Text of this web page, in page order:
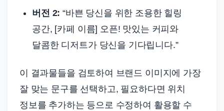
버전 2: “바쁜 당신을 위한 조용한 힐링
공간, [카페 이름] 오픈! 맛있는 커피와
달콤한 디저트가 당신을 기다립니다.”
이 결과물들을 검토하여 브랜드 이미지에 가장
잘 맞는 문구를 선택하고, 필요하다면 위치
정보를 추가하는 등으로 수정하여 활용할 수